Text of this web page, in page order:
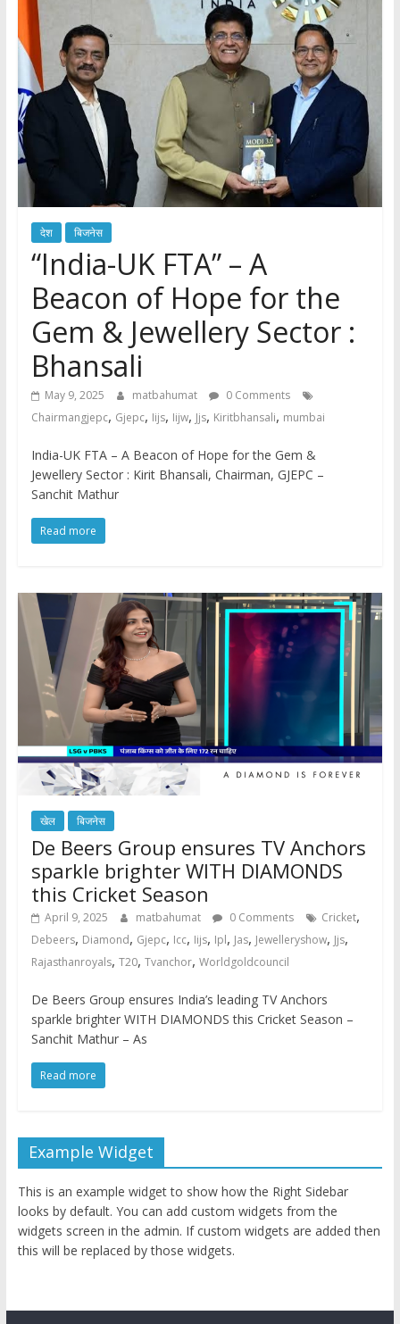
देश बिजनेस
“India-UK FTA” – A
Beacon of Hope for the
Gem & Jewellery Sector :
Bhansali
May 9, 2025 matbahumat
0 Comments
Chairmangjepc, Gjepc, Iijs, Iijw, Jjs, Kiritbhansali, mumbai
India-UK FTA – A Beacon of Hope for the Gem &
Jewellery Sector : Kirit Bhansali, Chairman, GJEPC –
Sanchit Mathur
Read more
खेल बिजनेस
De Beers Group ensures TV Anchors
sparkle brighter WITH DIAMONDS
this Cricket Season
April 9, 2025 matbahumat 0 Comments Cricket,
Debeers, Diamond, Gjepc, Icc, Iijs, Ipl, Jas, Jewelleryshow, Jjs,
Rajasthanroyals, T20, Tvanchor, Worldgoldcouncil
De Beers Group ensures India’s leading TV Anchors
sparkle brighter WITH DIAMONDS this Cricket Season –
Sanchit Mathur – As
Read more
Example Widget
This is an example widget to show how the Right Sidebar
looks by default. You can add custom widgets from the
widgets screen in the admin. If custom widgets are added then
this will be replaced by those widgets.